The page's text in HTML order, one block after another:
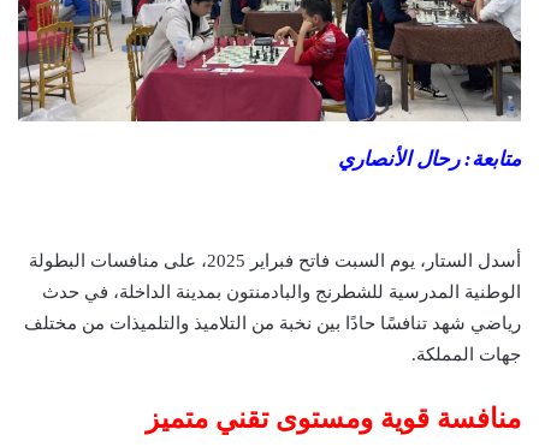
متابعة: رحال الأنصاري
أسدل الستار، يوم السبت فاتح فبراير 2025، على منافسات البطولة
الوطنية المدرسية للشطرنج والبادمنتون بمدينة الداخلة، في حدث
رياضي شهد تنافسًا حادًا بين نخبة من التلاميذ والتلميذات من مختلف
جهات المملكة.
منافسة قوية ومستوى تقني متميز